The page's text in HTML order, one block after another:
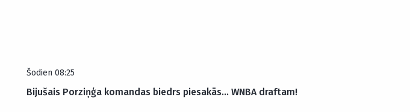
Šodien 08:25
Bijušais Porziņģa komandas biedrs piesakās… WNBA draftam!